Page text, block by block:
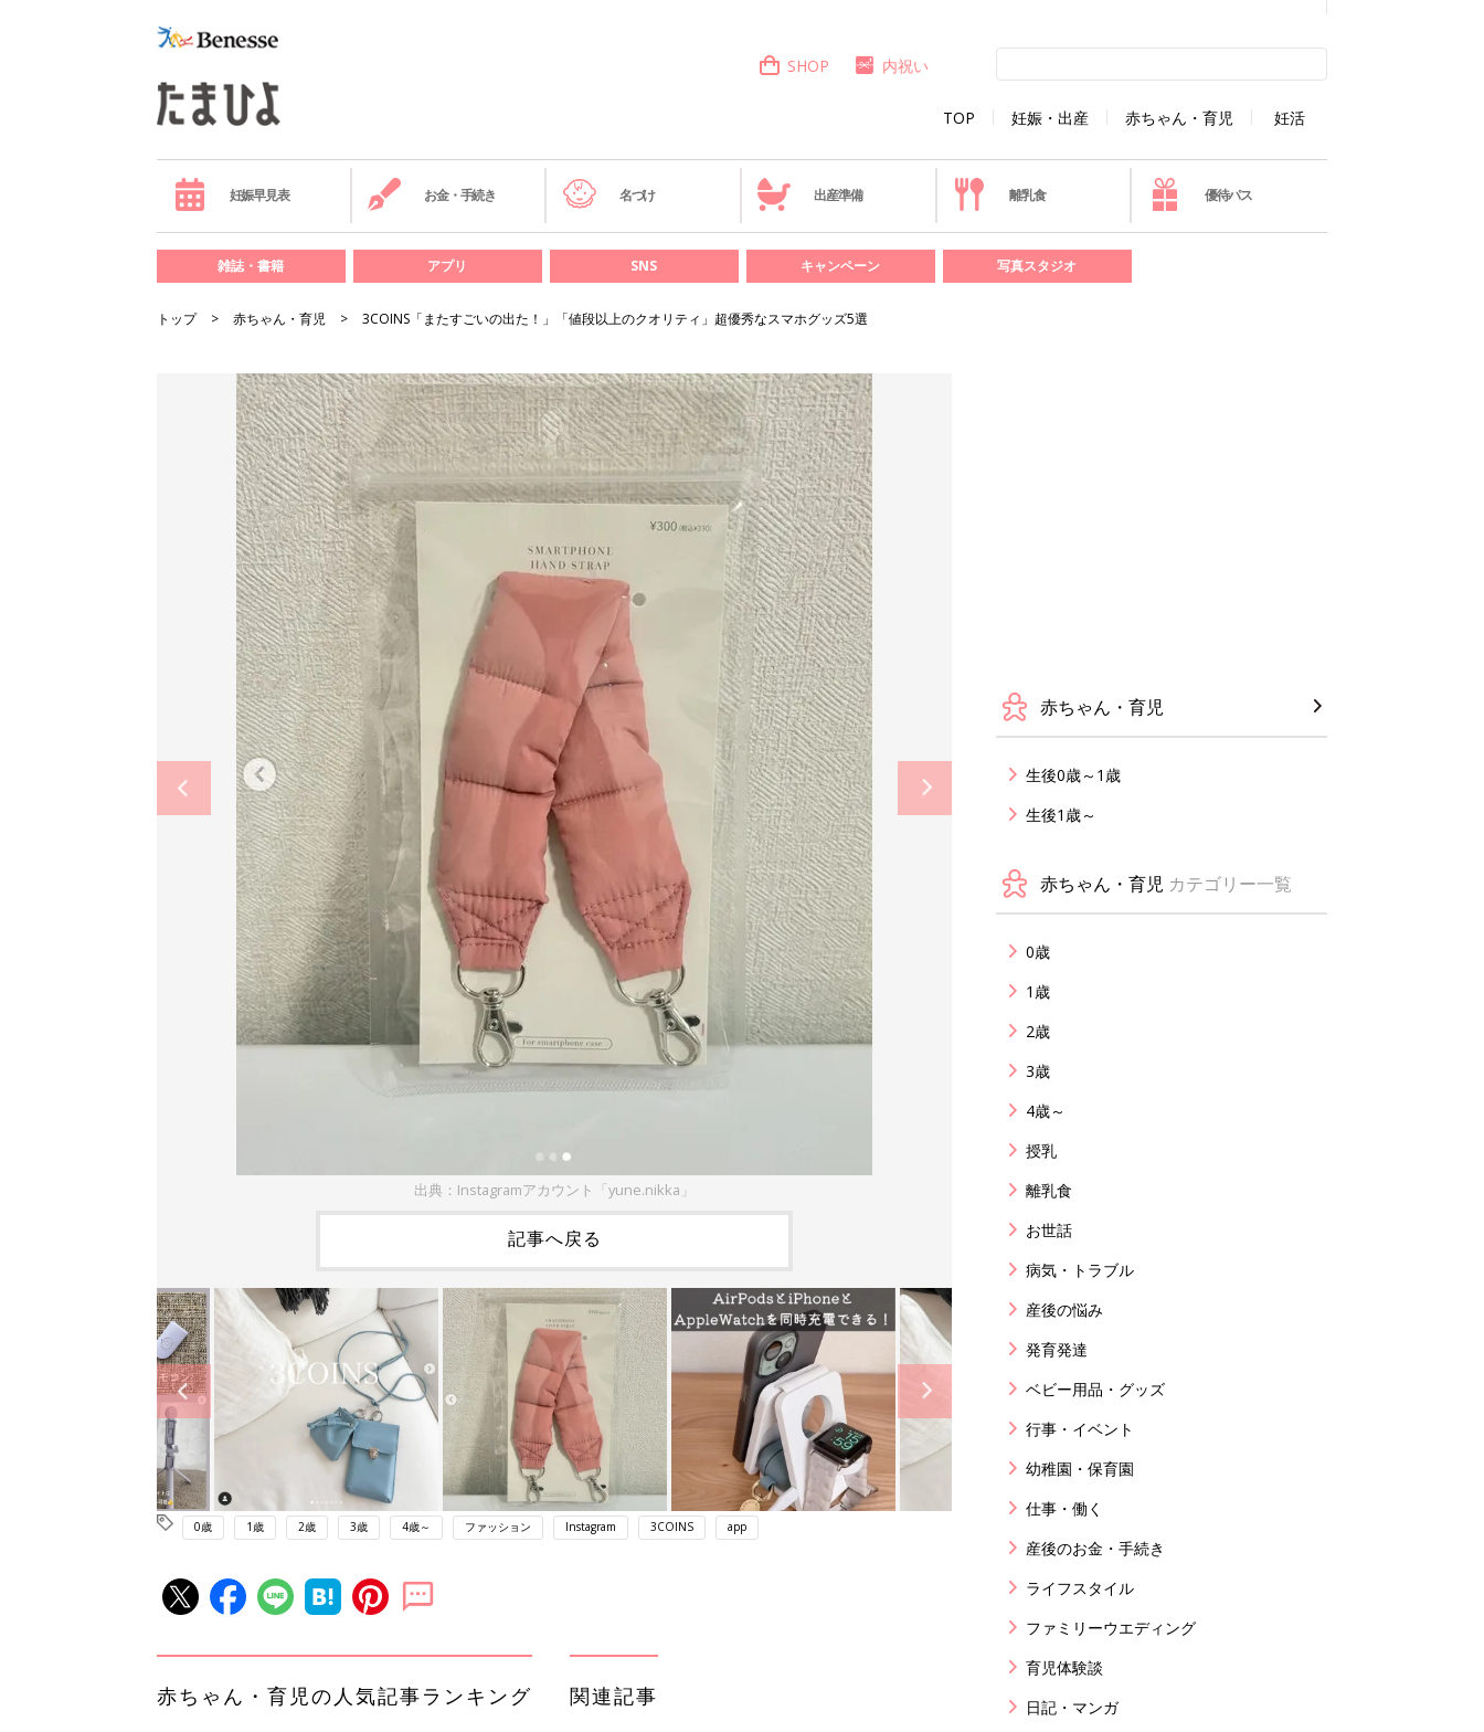
TOP 妊娠・出産 赤ちゃん・育児 妊活
SHOP 内祝い
妊娠早見表 お金・手続き 名づけ 出産準備 離乳食 優待パス
雑誌・書籍 アプリ SNS キャンペーン 写真スタジオ
トップ 赤ちゃん・育児 3COINS「またすごいの出た！」「値段以上のクオリティ」超優秀なスマホグッズ5選
出典：Instagramアカウント「yune.nikka」
記事へ戻る
0歳 1歳 2歳 3歳 4歳～ ファッション Instagram 3COINS app
赤ちゃん・育児の人気記事ランキング 関連記事
赤ちゃん・育児
生後0歳～1歳
生後1歳～
赤ちゃん・育児 カテゴリー一覧
0歳
1歳
2歳
3歳
4歳～
授乳
離乳食
お世話
病気・トラブル
産後の悩み
発育発達
ベビー用品・グッズ
行事・イベント
幼稚園・保育園
仕事・働く
産後のお金・手続き
ライフスタイル
ファミリーウエディング
育児体験談
日記・マンガ